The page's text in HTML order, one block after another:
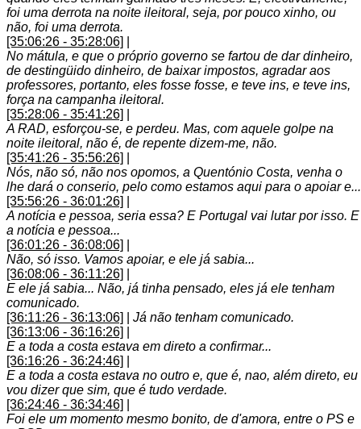
foi uma derrota na noite ileitoral, seja, por pouco xinho, ou
não, foi uma derrota.
[35:06:26 - 35:28:06]
No mátula, e que o próprio governo se fartou de dar dinheiro,
de destingüido dinheiro, de baixar impostos, agradar aos
professores, portanto, eles fosse fosse, e teve ins, e teve ins,
força na campanha ileitoral.
[35:28:06 - 35:41:26]
A RAD, esforçou-se, e perdeu. Mas, com aquele golpe na
noite ileitoral, não é, de repente dizem-me, não.
[35:41:26 - 35:56:26]
Nós, não só, não nos opomos, a Quentónio Costa, venha o
lhe dará o conserio, pelo como estamos aqui para o apoiar e...
[35:56:26 - 36:01:26]
A notícia e pessoa, seria essa? E Portugal vai lutar por isso. E
a notícia e pessoa...
[36:01:26 - 36:08:06]
Não, só isso. Vamos apoiar, e ele já sabia...
[36:08:06 - 36:11:26]
E ele já sabia... Não, já tinha pensado, eles já ele tenham
comunicado.
[36:11:26 - 36:13:06]
Já não tenham comunicado.
[36:13:06 - 36:16:26]
E a toda a costa estava em direto a confirmar...
[36:16:26 - 36:24:46]
E a toda a costa estava no outro e, que é, nao, além direto, eu
vou dizer que sim, que é tudo verdade.
[36:24:46 - 36:34:46]
Foi ele um momento mesmo bonito, de d'amora, entre o PS e